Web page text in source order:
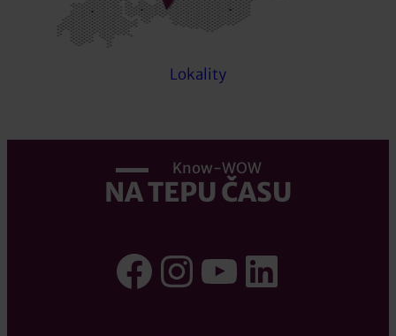
Lokality
Know-WOW
NA TEPU ČASU
Facebook
Instagram
YouTube